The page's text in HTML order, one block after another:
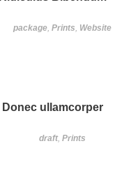
package, Prints, Website
Donec ullamcorper
draft, Prints